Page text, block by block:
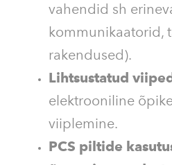
vahendid sh
kommunikaatorid,
rakendused).
Lihtsustatud
elektrooniline
viiplemine.
PCS piltide